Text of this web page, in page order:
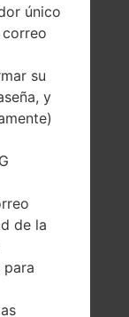
Li-Ion
mAh
2015
único
su
y
de la
para